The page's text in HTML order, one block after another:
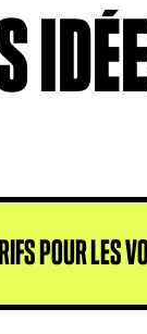
POUR LES